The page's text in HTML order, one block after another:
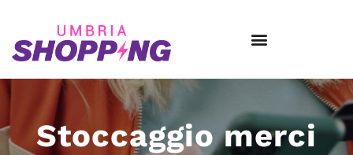
Stoccaggio merci